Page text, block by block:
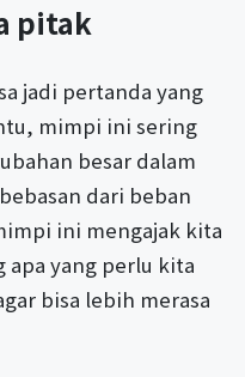
pitak
jadi pertanda yang
mimpi ini sering
besar dalam
dari beban
ini mengajak kita
yang perlu kita
bisa lebih merasa